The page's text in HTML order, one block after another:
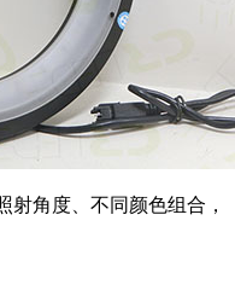
角度、不同颜色组合，